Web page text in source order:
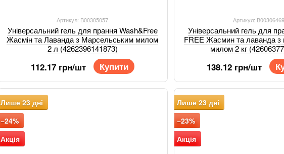
Артикул: В00305057
Універсальний гель для прання Wash&Free
Жасмін та Лаванда з Марсельським милом
2 л (4262396141873)
112.17 грн/шт Купити
Артикул: В00306469
Універсальний гель для
FREE Жасмин та лаванда з
милом 2 кг
138.12 грн/шт
Лише 23 дні
−24%
Акція
Лише 23 дні
−23%
Акція